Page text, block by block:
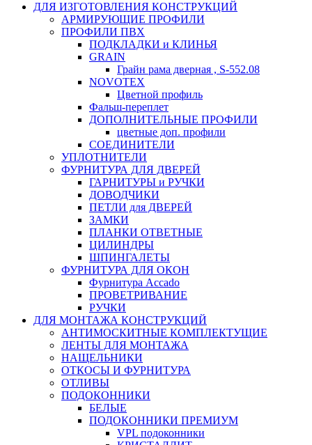
ДЛЯ ИЗГОТОВЛЕНИЯ КОНСТРУКЦИЙ
АРМИРУЮЩИЕ ПРОФИЛИ
ПРОФИЛИ ПВХ
ПОДКЛАДКИ и КЛИНЬЯ
GRAIN
Грайн рама дверная , S-552.08
NOVOTEX
Цветной профиль
Фальш-переплет
ДОПОЛНИТЕЛЬНЫЕ ПРОФИЛИ
цветные доп. профили
СОЕДИНИТЕЛИ
УПЛОТНИТЕЛИ
ФУРНИТУРА ДЛЯ ДВЕРЕЙ
ГАРНИТУРЫ и РУЧКИ
ДОВОДЧИКИ
ПЕТЛИ для ДВЕРЕЙ
ЗАМКИ
ПЛАНКИ ОТВЕТНЫЕ
ЦИЛИНДРЫ
ШПИНГАЛЕТЫ
ФУРНИТУРА ДЛЯ ОКОН
Фурнитура Accado
ПРОВЕТРИВАНИЕ
РУЧКИ
ДЛЯ МОНТАЖА КОНСТРУКЦИЙ
АНТИМОСКИТНЫЕ КОМПЛЕКТУЩИЕ
ЛЕНТЫ ДЛЯ МОНТАЖА
НАЩЕЛЬНИКИ
ОТКОСЫ И ФУРНИТУРА
ОТЛИВЫ
ПОДОКОННИКИ
БЕЛЫЕ
ПОДОКОННИКИ ПРЕМИУМ
VPL подоконники